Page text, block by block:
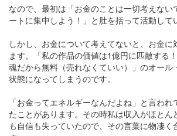
なので、最初は「お金のことは一切考えない
ートに集中しよう！」と肚を括って活動して
しかし、お金について考えてないと、お金に
ます。「私の作品の価値は1億円に匹敵する
魂だから無料（売れなくていい）」のオール
状態になってしまうのです。
「お金ってエネルギーなんだよね」と言わ
たことがあります。その時私は収入がほとん
も自信も失っていたので、その言葉に物凄く